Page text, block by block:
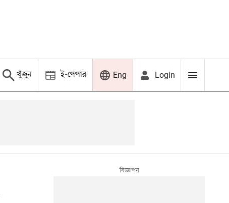
খুঁজুন ই-পেপার Eng Login